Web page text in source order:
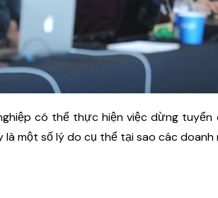
có thể thực hiện việc dừng
là một số lý do cụ thể tại sao các